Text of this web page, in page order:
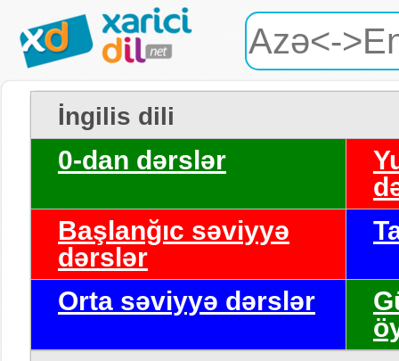
İngilis dili
0-dan dərslər
Başlanğıc səviyyə
dərslər
Orta səviyyə dərslər